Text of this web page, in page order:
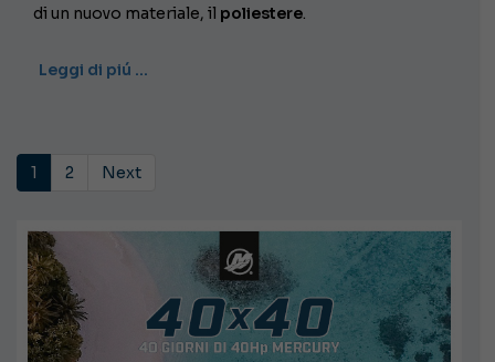
di un nuovo materiale, il poliestere.
Leggi di piú …
1 2 Next